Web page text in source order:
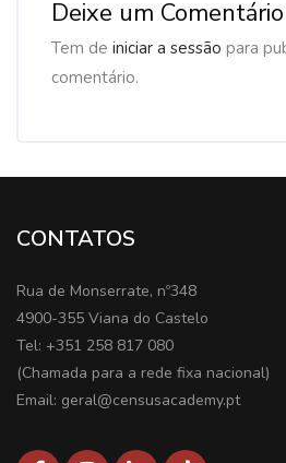
Deixe um Comentário
Tem de iniciar a sessão para
comentário.
CONTATOS
Rua de Monserrate, nº348
4900-355 Viana do Castelo
Tel: +351 258 817 080
(Chamada para a rede fixa nacional)
Email: geral@censusacademy.pt